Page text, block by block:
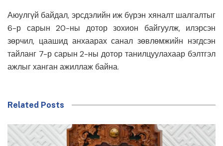
Аюулгүй байдал, эрсдэлийн иж бүрэн хяналт шалгалтыг
6-р сарын 20-ны дотор зохион байгуулж, илэрсэн
зөрчил, цаашид анхаарах санал зөвлөмжийн нэгдсэн
тайланг 7-р сарын 2-ны дотор танилцуулахаар бэлтгэл
ажлыг ханган ажиллаж байна.
Related Posts